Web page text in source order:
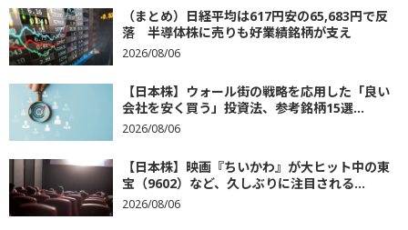
（まとめ）日経平均は617円安の65,683円で反
落 半導体株に売りも好業績銘柄が支え
2026/08/06
【日本株】ウォール街の戦略を応用した「良い
会社を安く買う」投資法、参考銘柄15選...
2026/08/06
【日本株】映画『ちいかわ』が大ヒット中の東
宝（9602）など、久しぶりに注目される...
2026/08/06